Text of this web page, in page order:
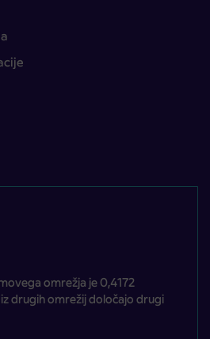
omrežja je 0,4172
drugih omrežij določajo drugi